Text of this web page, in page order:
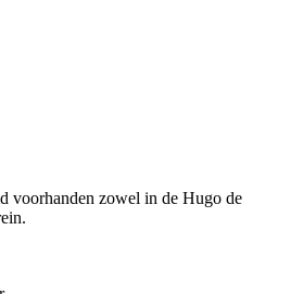
voorhanden zowel in de Hugo de